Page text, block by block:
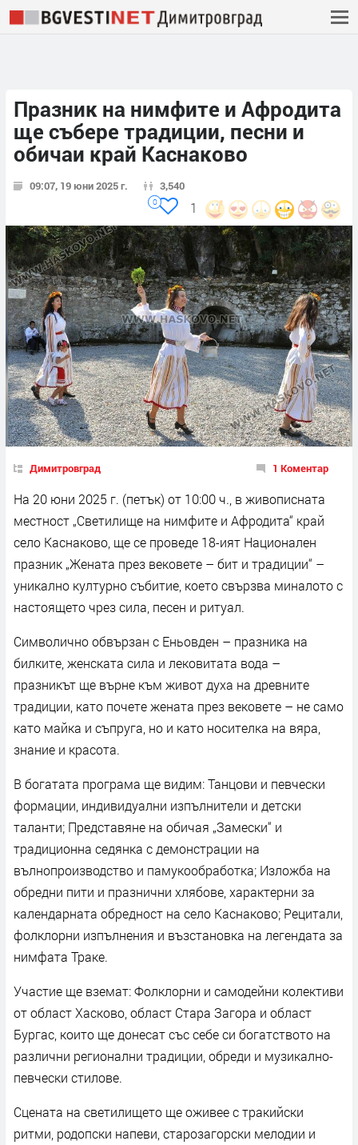
Празник на нимфите и Афродита
ще събере традиции, песни и
обичаи край Каснаково
09:07, 19 юни 2025 г. 3,540
1
0
Димитровград 1 Коментар
На 20 юни 2025 г. (петък) от 10:00 ч., в живописната
местност „Светилище на нимфите и Афродита“ край
село Каснаково, ще се проведе 18-ият Национален
празник „Жената през вековете – бит и традиции“ –
уникално културно събитие, което свързва миналото с
настоящето чрез сила, песен и ритуал.
Символично обвързан с Еньовден – празника на
билките, женската сила и лековитата вода –
празникът ще върне към живот духа на древните
традиции, като почете жената през вековете – не само
като майка и съпруга, но и като носителка на вяра,
знание и красота.
В богатата програма ще видим: Танцови и певчески
формации, индивидуални изпълнители и детски
таланти; Представяне на обичая „Замески“ и
традиционна седянка с демонстрации на
вълнопроизводство и памукообработка; Изложба на
обредни пити и празнични хлябове, характерни за
календарната обредност на село Каснаково; Рецитали,
фолклорни изпълнения и възстановка на легендата за
нимфата Траке.
Участие ще вземат: Фолклорни и самодейни колективи
от област Хасково, област Стара Загора и област
Бургас, които ще донесат със себе си богатството на
различни регионални традиции, обреди и музикално-
певчески стилове.
Сцената на светилището ще оживее с тракийски
ритми, родопски напеви, старозагорски мелодии и